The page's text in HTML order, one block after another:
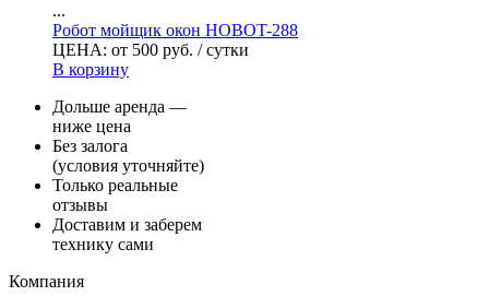
...
Робот мойщик окон HOBOT-288
ЦЕНА: от 500 руб. / сутки
В корзину
Дольше аренда —
ниже цена
Без залога
(условия уточняйте)
Только реальные
отзывы
Доставим и заберем
технику сами
Компания